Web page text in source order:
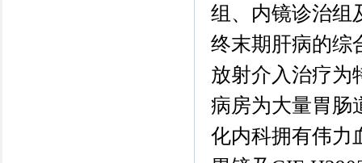
组、内镜诊治组
终末期肝病的综
放射介入治疗为
病房为大量胃肠
化内科拥有伟力